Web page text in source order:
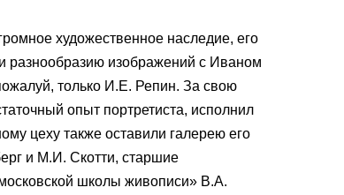
художественное наследие, его
разнообразию изображений с Иваном
только И.Е. Репин. За свою
опыт портретиста, исполнил
цеху также оставили галерею его
и М.И. Скотти, старшие
школы живописи» В.А.